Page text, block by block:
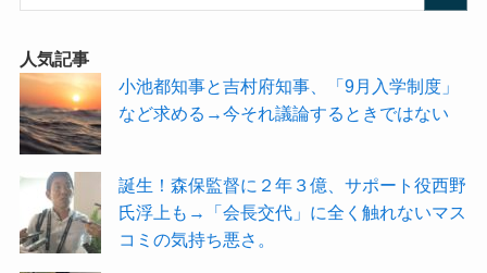
人気記事
小池都知事と吉村府知事、「9月入学制度」
など求める→今それ議論するときではない
誕生！森保監督に２年３億、サポート役西野
氏浮上も→「会長交代」に全く触れないマス
コミの気持ち悪さ。